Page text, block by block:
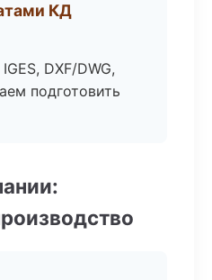
КД
DXF/DWG,
подготовить